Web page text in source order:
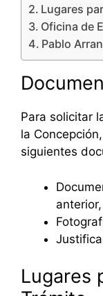
Lugares
Oficina de
Pablo
Para solicitar
la
siguientes
Lugares